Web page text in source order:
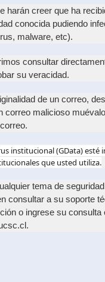
harán creer que ha
conocida pudiendo
malware, etc).
consultar
su veracidad.
de un correo,
correo malicioso
institucional (GData) esté
que usted utiliza.
tema de
consultar a su soporte
o ingrese su consulta
.